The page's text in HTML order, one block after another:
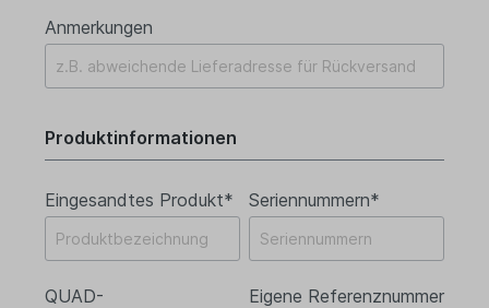
Anmerkungen
Produktinformationen
Eingesandtes Produkt* Seriennummern*
QUAD-
Eigene Referenznummer